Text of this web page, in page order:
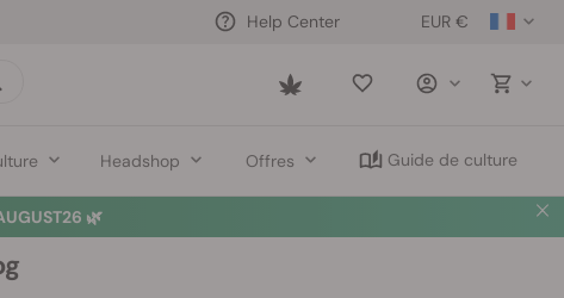
EUR €
Help Center
Saved
Headshop Offres Guide de culture
🌿